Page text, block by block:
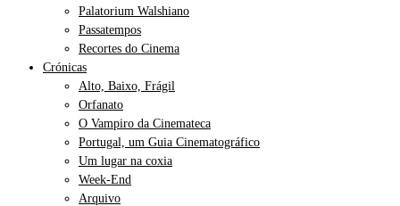
Palatorium Walshiano
Passatempos
Recortes do Cinema
Crónicas
Alto, Baixo, Frágil
Orfanato
O Vampiro da Cinemateca
Portugal, um Guia Cinematográfico
Um lugar na coxia
Week-End
Arquivo